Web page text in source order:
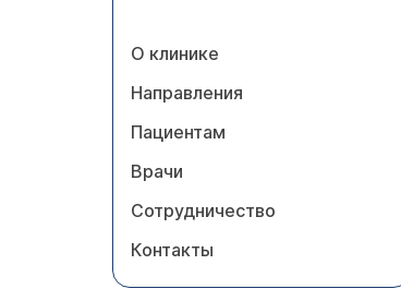
О клинике
Направления
Пациентам
Врачи
Сотрудничество
Контакты